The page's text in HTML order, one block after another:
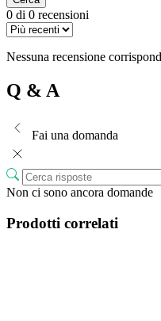
0 di 0 recensioni
Nessuna recensione
Q & A
Fai una domanda
Non ci sono ancora domande
Prodotti correlati